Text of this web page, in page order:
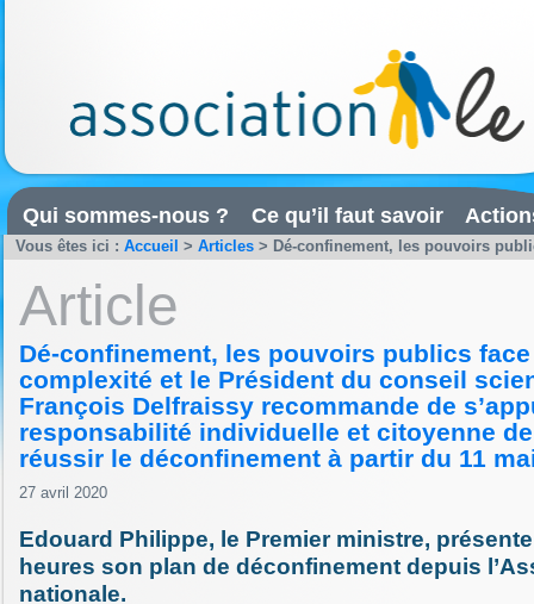
Qui sommes-nous ? Ce qu’il faut savoir
Vous êtes ici : Accueil > Articles > Dé-confinement, les pouvoirs
Article
Dé-confinement, les pouvoirs publics
complexité et le Président du conseil
François Delfraissy recommande de
responsabilité individuelle et citoyenne
réussir le déconfinement à partir du 11
27 avril 2020
Edouard Philippe, le Premier ministre,
heures son plan de déconfinement depuis
nationale.